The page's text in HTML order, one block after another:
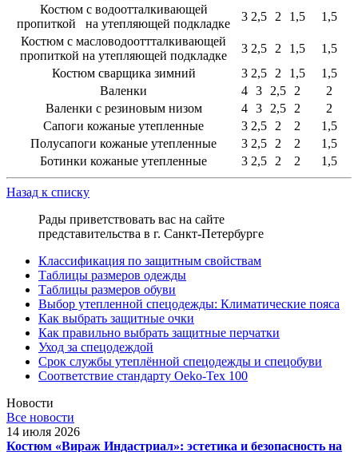
Костюм с водоотталкивающей
пропиткой на утепляющей подкладке
3 2,5 2 1,5
1,5
Костюм с масловодооттталкивающей
пропиткой на утепляющей подкладке
3 2,5 2 1,5
1,5
Костюм сварщика зимний
3 2,5 2 1,5
1,5
Валенки
4 3 2,5 2
2
Валенки с резиновым низом
4 3 2,5 2
2
Сапоги кожаные утепленные
3 2,5 2 2
1,5
Полусапоги кожаные утепленные
3 2,5 2 2
1,5
Ботинки кожаные утепленные
3 2,5 2 2 1,5
Назад к списку
Рады приветствовать вас на сайте
представительства в г. Санкт-Петербурге
Классификация по защитным свойствам
Таблицы размеров одежды
Таблицы размеров обуви
Выбор утепленной спецодежды: Климатические пояса
Как выбрать защитные очки
Как правильно выбрать защитные перчатки
Уход за спецодеждой
Срок службы утеплённой спецодежды и спецобуви
Соответствие стандарту Oeko-Tex 100
Новости
Все новости
14 июля 2026
Костюм «Вираж Индастриал»: эстетика и безопасность на